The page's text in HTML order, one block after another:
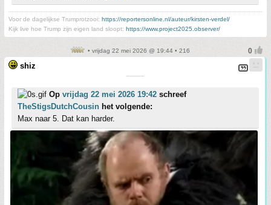
Voor de dagelijkse Trumprotzooi: https://reportersonline.nl/auteur/kirsten-verdel/
Kijk live hoe Trump zijn eigen land sloopt: https://www.project2025.observer/
• vrijdag 22 mei 2026 @ 19:44 • 216
shiz
¯¯¯¯¯
Op vrijdag 22 mei 2026 19:42 schreef
TheStigsDutchCousin het volgende:
Max naar 5. Dat kan harder.